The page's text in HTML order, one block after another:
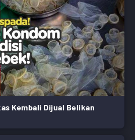
Kembali Dijual Belikan